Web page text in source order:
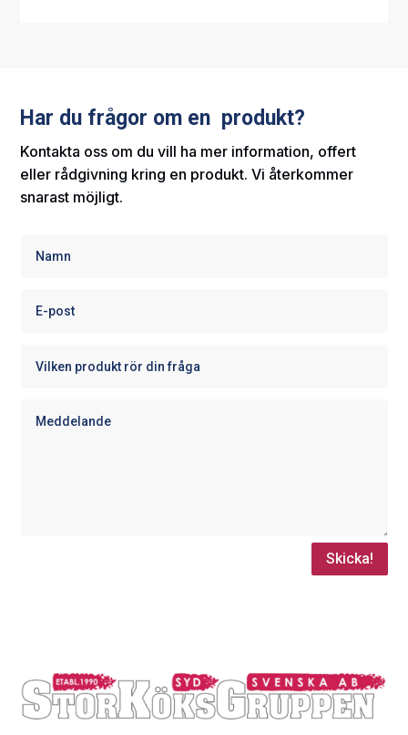
Har du frågor om en produkt?
Kontakta oss om du vill ha mer information, offert
eller rådgivning kring en produkt. Vi återkommer
snarast möjligt.
Skicka!